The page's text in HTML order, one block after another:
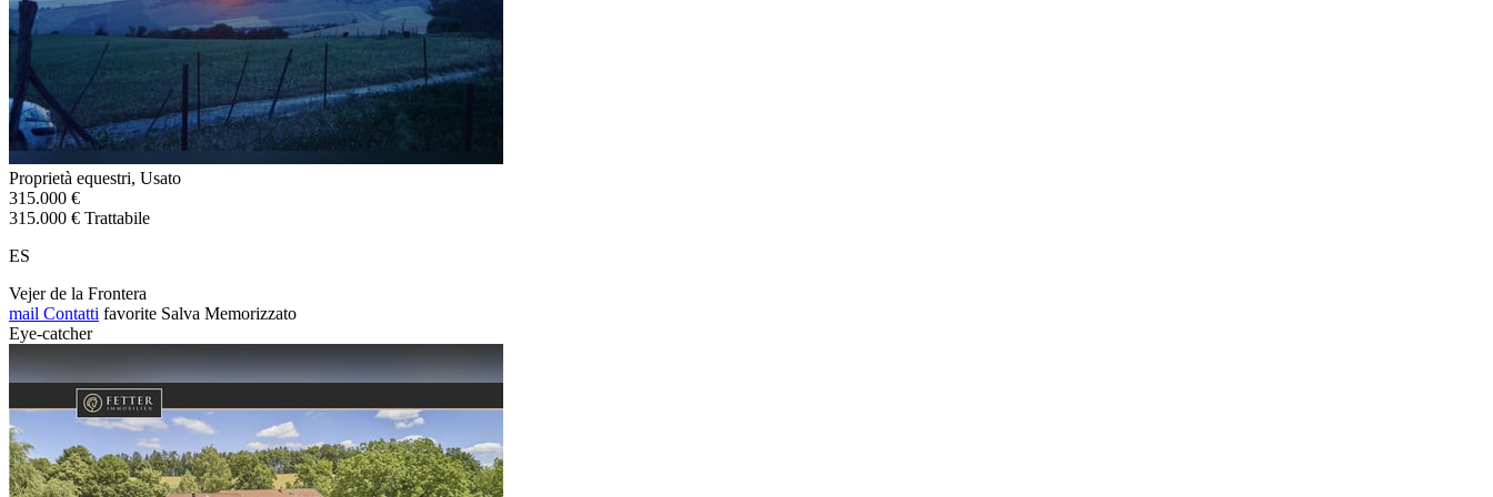
Proprietà equestri, Usato
315.000 €
315.000 € Trattabile
ES
Vejer de la Frontera
mail Contatti favorite Salva Memorizzato
Eye-catcher